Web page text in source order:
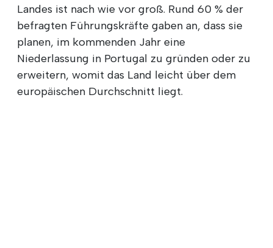
Landes ist nach wie vor groß. Rund 60 % der
befragten Führungskräfte gaben an, dass sie
planen, im kommenden Jahr eine
Niederlassung in Portugal zu gründen oder zu
erweitern, womit das Land leicht über dem
europäischen Durchschnitt liegt.